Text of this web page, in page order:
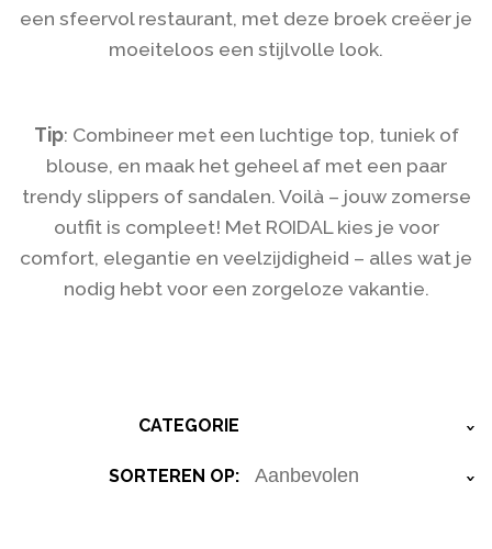
een sfeervol restaurant, met deze broek creëer je
moeiteloos een stijlvolle look.
Tip: Combineer met een luchtige top, tuniek of
blouse, en maak het geheel af met een paar
trendy slippers of sandalen. Voilà – jouw zomerse
outfit is compleet! Met ROIDAL kies je voor
comfort, elegantie en veelzijdigheid – alles wat je
nodig hebt voor een zorgeloze vakantie.
CATEGORIE ›
SORTEREN OP: ›